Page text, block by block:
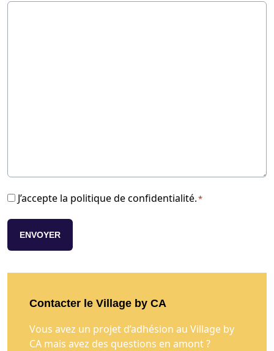
R J’accepte la politique de confidentialité.*
Contacter le Village by CA
Vous avez un projet d’adhésion au Village by
CA mais avez des questions en amont ?